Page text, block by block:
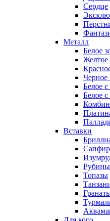
Сердце
Металл
Белое
Желтое
Черное
Белое
Белое
Вставки
Рубины
Топазы